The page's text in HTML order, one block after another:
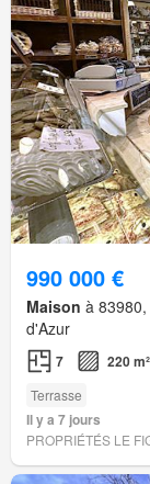
990 000 €
Maison à
d'Azur
7 220 m²
Terrasse
Il y a 7 jours
PROPRIÉTÉS LE